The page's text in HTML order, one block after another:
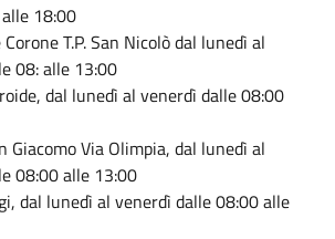
18:00
Corone T.P.San Nicolòdal lunedì al
08: alle 13:00
dal lunedì al venerdì dalle 08:00
GiacomoVia Olimpia, dal lunedì al
08:00alle 13:00
dal lunedì al venerdì dalle 08:00alle